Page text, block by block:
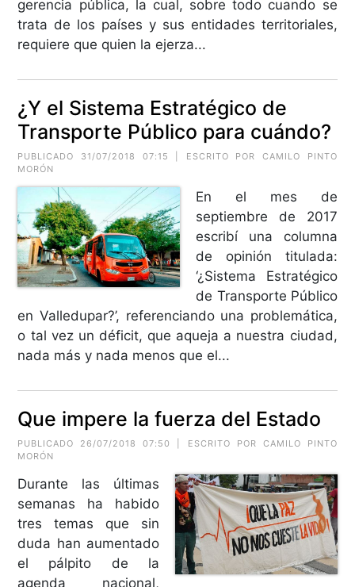
gerencia pública, la cual, sobre todo cuando se
trata de los países y sus entidades territoriales,
requiere que quien la ejerza...
¿Y el Sistema Estratégico de
Transporte Público para cuándo?
PUBLICADO 31/07/2018 07:15 | ESCRITO POR CAMILO PINTO
MORÓN
En el mes de
septiembre de 2017
escribí una columna
de opinión titulada:
‘¿Sistema Estratégico
de Transporte Público
en Valledupar?’, referenciando una problemática,
o tal vez un déficit, que aqueja a nuestra ciudad,
nada más y nada menos que el...
Que impere la fuerza del Estado
PUBLICADO 26/07/2018 07:50 | ESCRITO POR CAMILO PINTO
MORÓN
Durante las últimas
semanas ha habido
tres temas que sin
duda han aumentado
el pálpito de la
agenda nacional,